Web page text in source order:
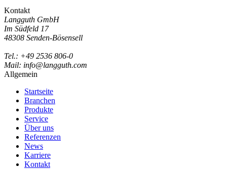
Kontakt
Langguth GmbH
Im Südfeld 17
48308 Senden-Bösensell
Tel.: +49 2536 806-0
Mail: info@langguth.com
Allgemein
Startseite
Branchen
Produkte
Service
Über uns
Referenzen
News
Karriere
Kontakt